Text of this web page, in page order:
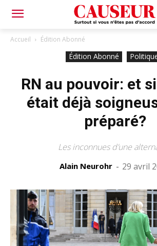
Accueil Édition Abonné
Édition Abonné
RN au pouvoir: et
était déjà
préparé?
Les inconnues d’une
Alain Neurohr - 29 avril